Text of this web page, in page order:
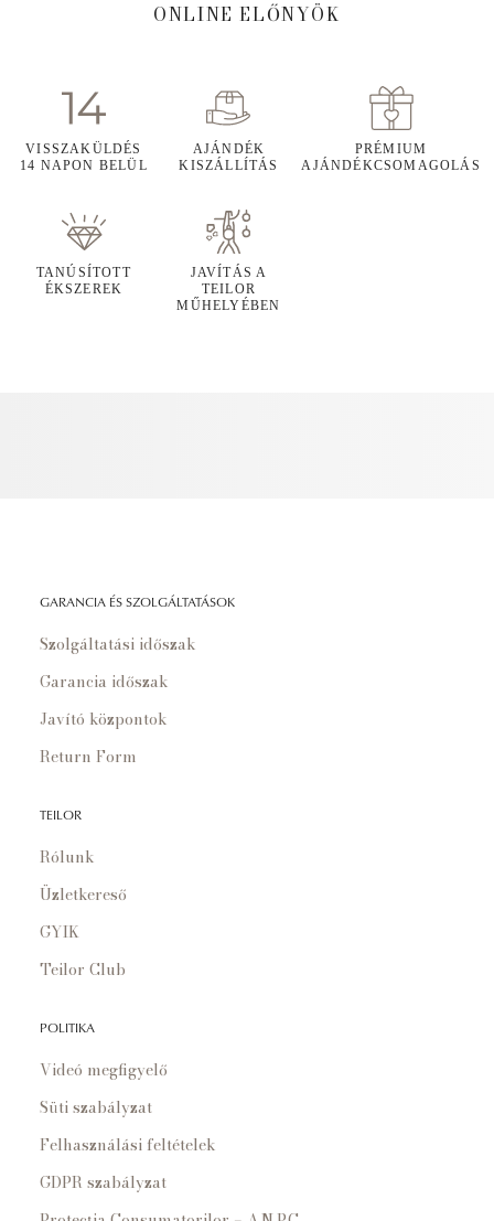
ONLINE ELŐNYÖK
VISSZAKÜLDÉS
14 NAPON BELÜL
AJÁNDÉK
KISZÁLLÍTÁS
PRÉMIUM
AJÁNDÉKCSOMAGOLÁS
TANÚSÍTOTT
ÉKSZEREK
JAVÍTÁS A
TEILOR
MŰHELYÉBEN
GARANCIA ÉS SZOLGÁLTATÁSOK
Szolgáltatási időszak
Garancia időszak
Javító központok
Return Form
TEILOR
Rólunk
Üzletkereső
GYIK
Teilor Club
POLITIKA
Videó megfigyelő
Süti szabályzat
Felhasználási feltételek
GDPR szabályzat